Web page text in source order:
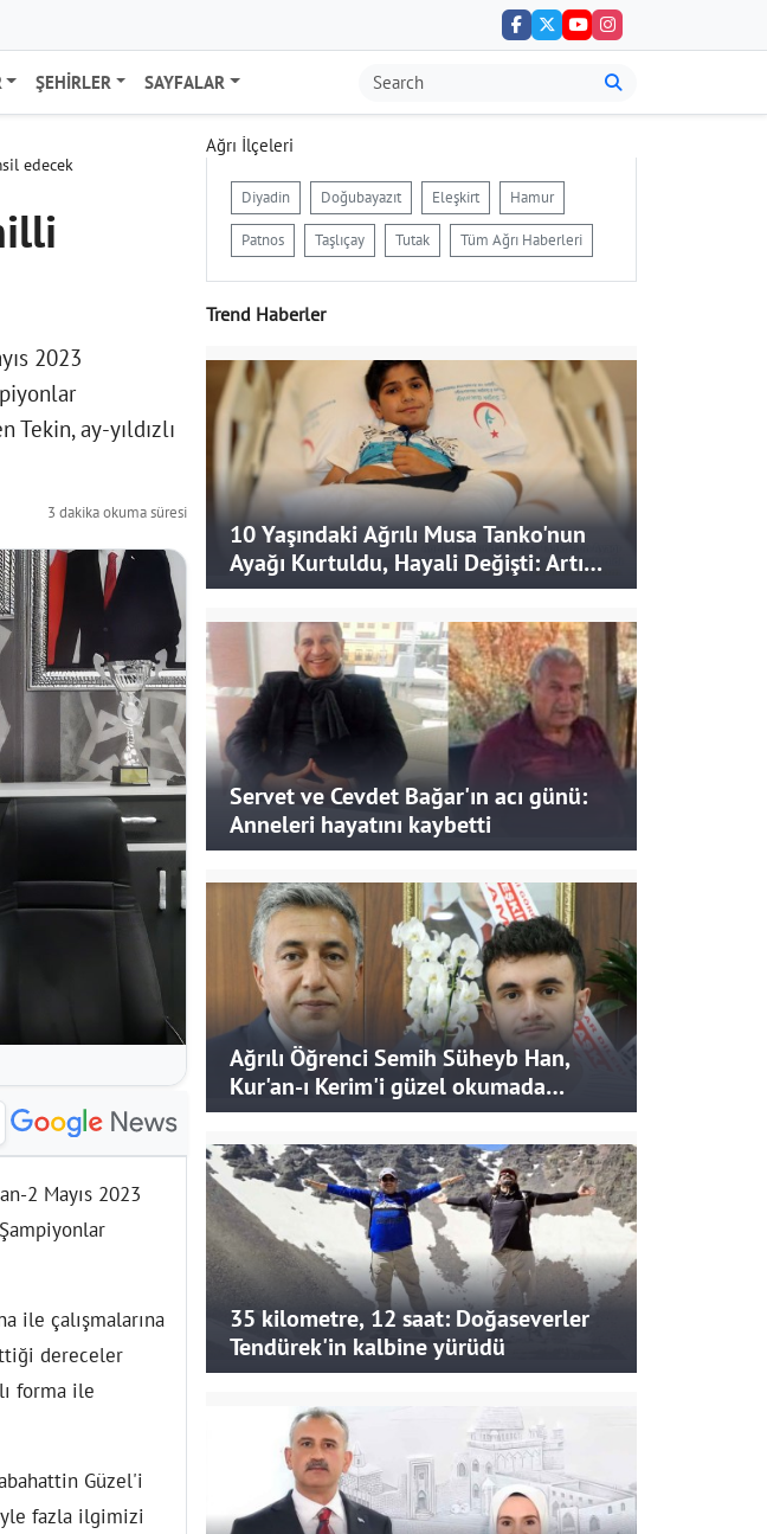
ŞEHIRLER SAYFALAR
edecek
2023
Tekin, ay-yıldızlı
3 dakika okuma süresi
2 Mayıs 2023
ile çalışmalarına
dereceler
forma ile
Güzel'i
fazla ilgimizi
Ağrı İlçeleri
Diyadin Doğubayazıt Eleşkirt Hamur
Patnos Taşlıçay Tutak Tüm Ağrı Haberleri
Trend Haberler
10 Yaşındaki Ağrılı Musa Tanko'nun
Ayağı Kurtuldu, Hayali Değişti: Artık
Doktor Olmak İstiyor
Servet ve Cevdet Bağar'ın acı günü:
Anneleri hayatını kaybetti
Ağrılı Öğrenci Semih Süheyb Han,
Kur'an-ı Kerim'i güzel okumada
Türkiye ikincisi oldu
35 kilometre, 12 saat: Doğaseverler
Tendürek'in kalbine yürüdü